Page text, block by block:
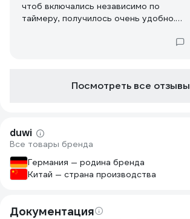
чтоб включались независимо по
таймеру, получилось очень удобно.
Посмотреть все отзывы
duwi
Все товары бренда
Германия — родина бренда
Китай — страна производства
Документация